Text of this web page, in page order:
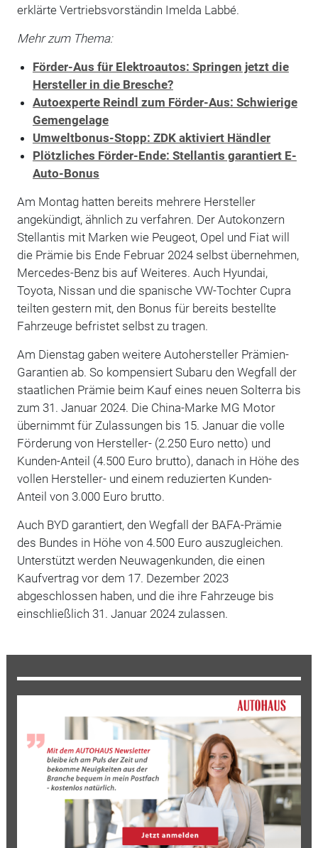
erklärte Vertriebsvorständin Imelda Labbé.
Mehr zum Thema:
Förder-Aus für Elektroautos: Springen jetzt die
Hersteller in die Bresche?
Autoexperte Reindl zum Förder-Aus: Schwierige
Gemengelage
Umweltbonus-Stopp: ZDK aktiviert Händler
Plötzliches Förder-Ende: Stellantis garantiert E-
Auto-Bonus
Am Montag hatten bereits mehrere Hersteller
angekündigt, ähnlich zu verfahren. Der Autokonzern
Stellantis mit Marken wie Peugeot, Opel und Fiat will
die Prämie bis Ende Februar 2024 selbst übernehmen,
Mercedes-Benz bis auf Weiteres. Auch Hyundai,
Toyota, Nissan und die spanische VW-Tochter Cupra
teilten gestern mit, den Bonus für bereits bestellte
Fahrzeuge befristet selbst zu tragen.
Am Dienstag gaben weitere Autohersteller Prämien-
Garantien ab. So kompensiert Subaru den Wegfall der
staatlichen Prämie beim Kauf eines neuen Solterra bis
zum 31. Januar 2024. Die China-Marke MG Motor
übernimmt für Zulassungen bis 15. Januar die volle
Förderung von Hersteller- (2.250 Euro netto) und
Kunden-Anteil (4.500 Euro brutto), danach in Höhe des
vollen Hersteller- und einem reduzierten Kunden-
Anteil von 3.000 Euro brutto.
Auch BYD garantiert, den Wegfall der BAFA-Prämie
des Bundes in Höhe von 4.500 Euro auszugleichen.
Unterstützt werden Neuwagenkunden, die einen
Kaufvertrag vor dem 17. Dezember 2023
abgeschlossen haben, und die ihre Fahrzeuge bis
einschließlich 31. Januar 2024 zulassen.